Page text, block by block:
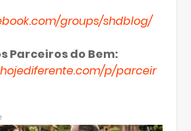
groups/shdblog/
Parceiros do Bem:
p/parceir